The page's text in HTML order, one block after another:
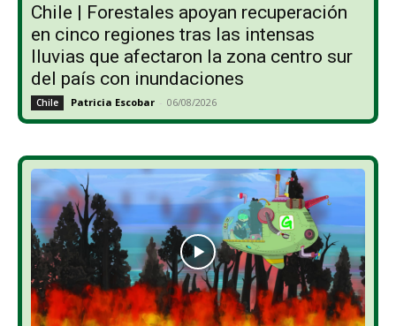
Chile | Forestales apoyan recuperación
en cinco regiones tras las intensas
lluvias que afectaron la zona centro sur
del país con inundaciones
Chile Patricia Escobar - 06/08/2026